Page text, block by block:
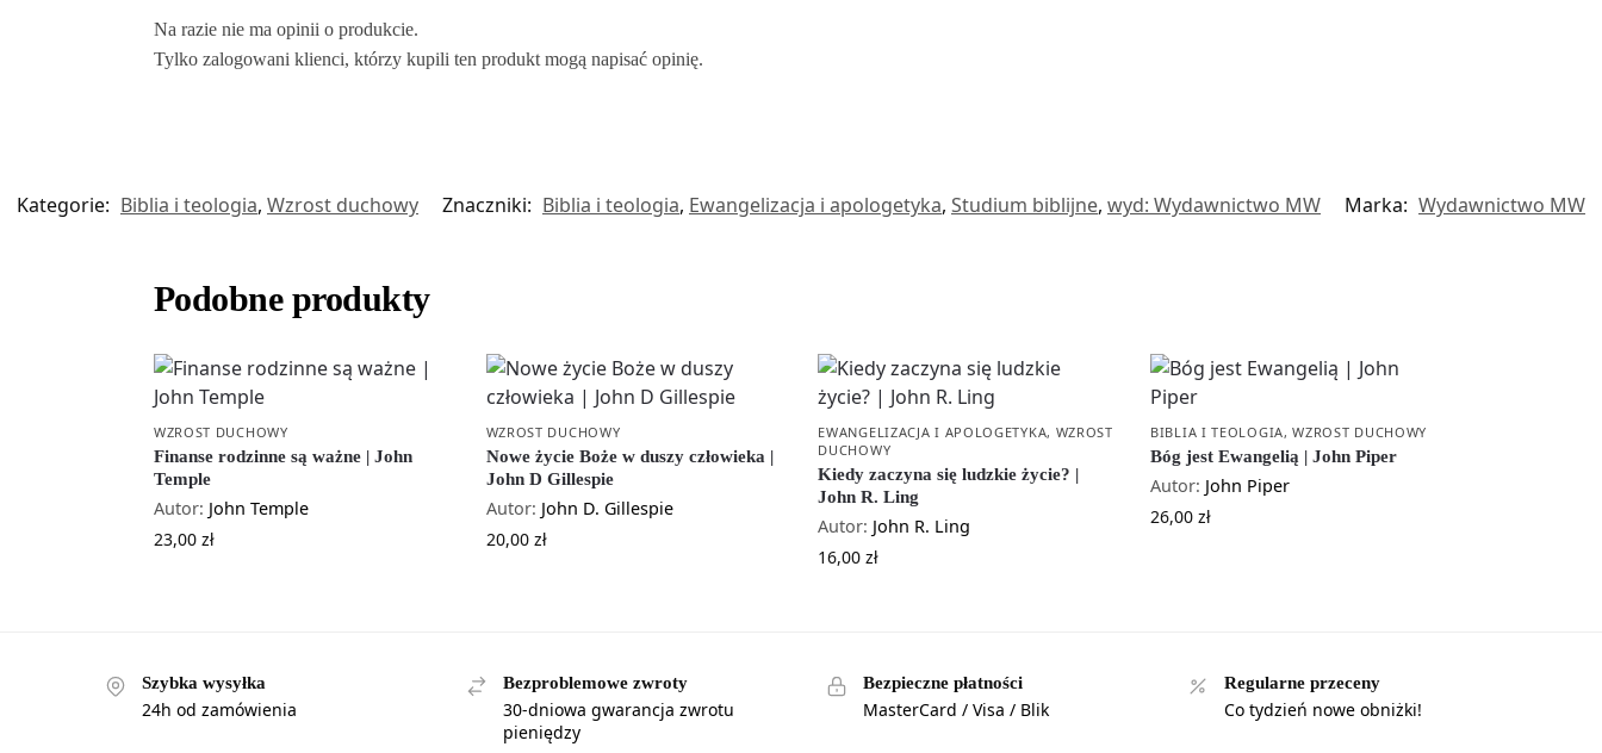
Na razie nie ma opinii o produkcie.
Tylko zalogowani klienci, którzy kupili ten produkt mogą napisać opinię.
Kategorie: Biblia i teologia, Wzrost duchowy Znaczniki: Biblia i teologia, Ewangelizacja i apologetyka, Studium biblijne, wyd: Wydawnictwo MW Marka: Wydawnictwo MW
Podobne produkty
WZROST DUCHOWY
Finanse rodzinne są ważne | John
Temple
Autor: John Temple
23,00 zł
WZROST DUCHOWY
Nowe życie Boże w duszy człowieka |
John D Gillespie
Autor: John D. Gillespie
20,00 zł
EWANGELIZACJA I APOLOGETYKA, WZROST
DUCHOWY
Kiedy zaczyna się ludzkie życie? |
John R. Ling
Autor: John R. Ling
16,00zł
BIBLIA I TEOLOGIA,WZROST DUCHOWY
Bóg jest Ewangelią | John Piper
Autor: John Piper
26,00zł
Szybka wysyłka
24h od zamówienia
Bezproblemowe zwroty
30-dniowa gwarancja zwrotu
pieniędzy
Bezpieczne płatności
MasterCard / Visa / Blik
Regularne przeceny
Co tydzień nowe obniżki!